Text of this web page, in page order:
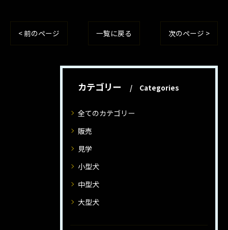
< 前のページ 一覧に戻る 次のページ >
カテゴリー Categories
全てのカテゴリー
販売
見学
小型犬
中型犬
大型犬